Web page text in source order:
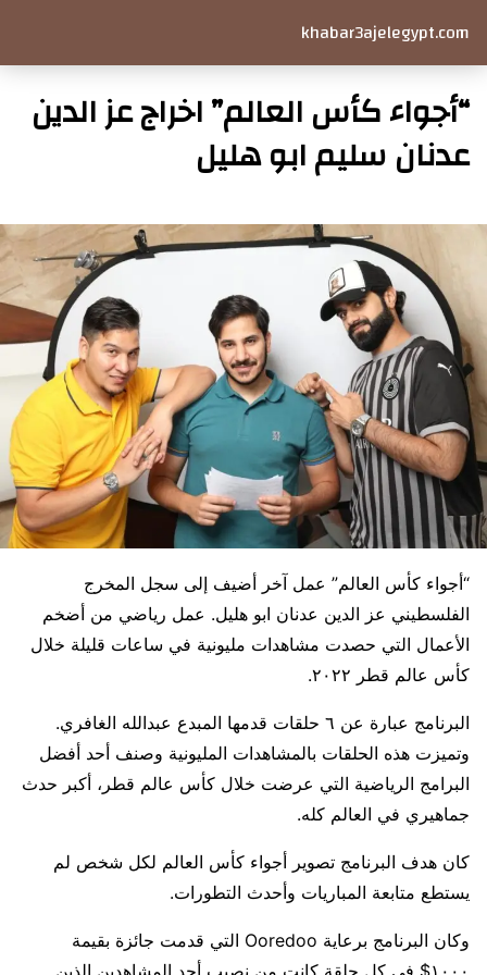
khabar3ajelegypt.com
“أجواء كأس العالم” اخراج عز الدين
عدنان سليم ابو هليل
“أجواء كأس العالم” عمل آخر أضيف إلى سجل المخرج
الفلسطيني عز الدين عدنان ابو هليل. عمل رياضي من أضخم
الأعمال التي حصدت مشاهدات مليونية في ساعات قليلة خلال
كأس عالم قطر ٢٠٢٢.
البرنامج عبارة عن ٦ حلقات قدمها المبدع عبدالله الغافري.
وتميزت هذه الحلقات بالمشاهدات المليونية وصنف أحد أفضل
البرامج الرياضية التي عرضت خلال كأس عالم قطر، أكبر حدث
جماهيري في العالم كله.
كان هدف البرنامج تصوير أجواء كأس العالم لكل شخص لم
يستطع متابعة المباريات وأحدث التطورات.
وكان البرنامج برعاية Ooredoo التي قدمت جائزة بقيمة